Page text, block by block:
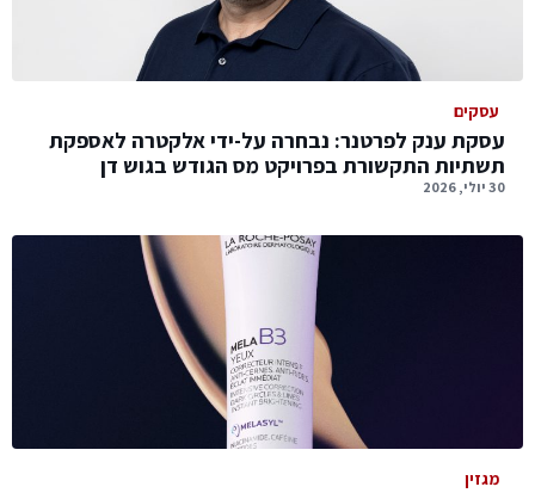
עסקים
עסקת ענק לפרטנר: נבחרה על-ידי אלקטרה לאספקת
תשתיות התקשורת בפרויקט מס הגודש בגוש דן
30 יולי, 2026
מגזין